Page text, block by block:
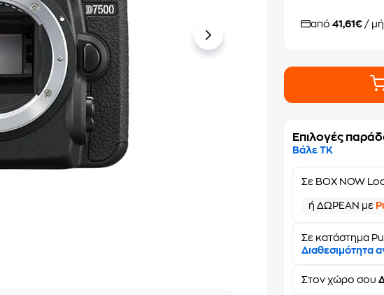
από41,61€ /
Επιλογές
Βάλε ΤΚ
Σε BOX NOW
ή ΔΩΡΕΑΝ με
Σε κατάστημα
Διαθεσιμότητα
Στονχώρο σου